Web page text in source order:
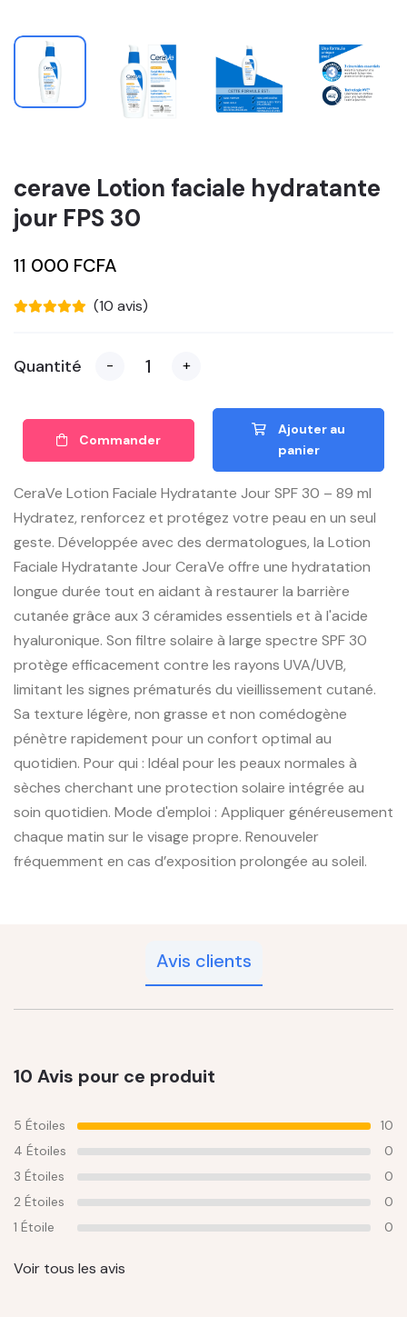
cerave Lotion faciale hydratante
jour FPS 30
11 000 FCFA
(10 avis)
Quantité - +
Commander
Ajouter au
panier
CeraVe Lotion Faciale Hydratante Jour SPF 30 – 89 ml
Hydratez, renforcez et protégez votre peau en un seul
geste. Développée avec des dermatologues, la Lotion
Faciale Hydratante Jour CeraVe offre une hydratation
longue durée tout en aidant à restaurer la barrière
cutanée grâce aux 3 céramides essentiels et à l'acide
hyaluronique. Son filtre solaire à large spectre SPF 30
protège efficacement contre les rayons UVA/UVB,
limitant les signes prématurés du vieillissement cutané.
Sa texture légère, non grasse et non comédogène
pénètre rapidement pour un confort optimal au
quotidien. Pour qui : Idéal pour les peaux normales à
sèches cherchant une protection solaire intégrée au
soin quotidien. Mode d'emploi : Appliquer généreusement
chaque matin sur le visage propre. Renouveler
fréquemment en cas d’exposition prolongée au soleil.
Avis clients
10 Avis pour ce produit
5 Étoiles
10
4 Étoiles
0
3 Étoiles
0
2 Étoiles
0
1 Étoile
0
Voir tous les avis